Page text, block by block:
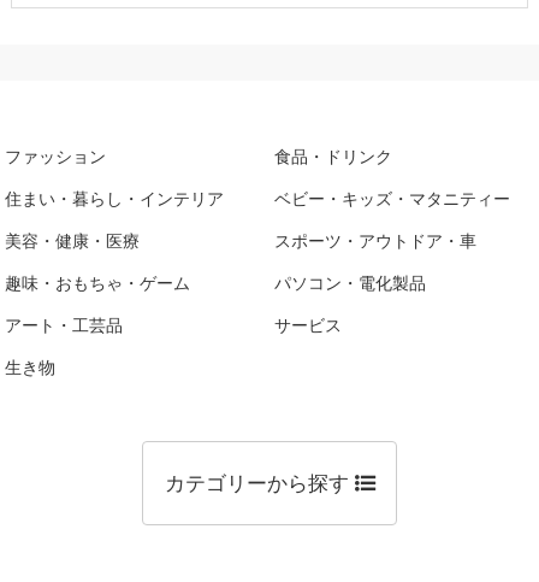
ファッション 食品・ドリンク
住まい・暮らし・インテリア ベビー・キッズ・マタニティー
美容・健康・医療 スポーツ・アウトドア・車
趣味・おもちゃ・ゲーム パソコン・電化製品
アート・工芸品 サービス
生き物
カテゴリーから探す